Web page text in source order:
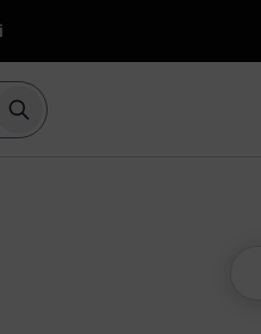
Rozpocznij wyszukiwanie